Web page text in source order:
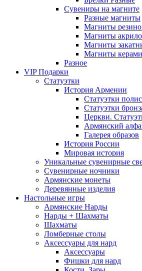
Сувениры на магните
Разные магниты
Магниты
Магниты
Магниты
Магниты
Разное
VIP Подарки
Статуэтки
История Армении
Статуэтки
Статуэтки
Церкви.
Армянский
Галерея образов
История России
Мировая история
Уникальные сувенирные
Сувенирные ночники
Армянские монеты
Деревянные изделия
Настольные игры
Армянские Нарды
Нарды + Шахматы
Шахматы
Ломберные столы
Аксессуары для нард
Аксессуары
Фишки для нард